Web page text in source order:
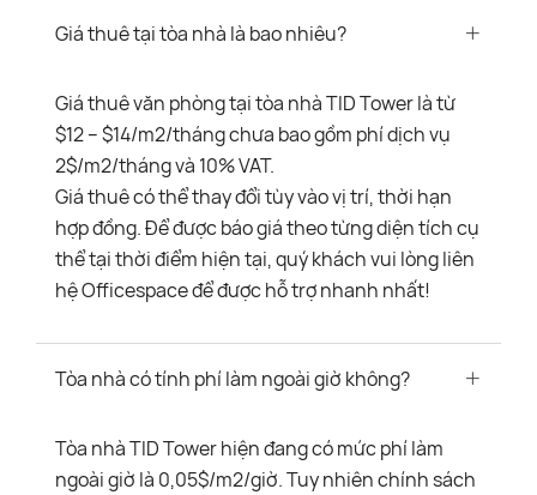
Giá thuê tại tòa nhà là bao nhiêu?
Giá thuê văn phòng tại tòa nhà TID Tower là từ
$12 – $14/m2/tháng chưa bao gồm phí dịch vụ
2$/m2/tháng và 10% VAT.
Giá thuê có thể thay đổi tùy vào vị trí, thời hạn
hợp đồng. Để được báo giá theo từng diện tích cụ
thể tại thời điểm hiện tại, quý khách vui lòng liên
hệ Officespace để được hỗ trợ nhanh nhất!
Tòa nhà có tính phí làm ngoài giờ không?
Tòa nhà TID Tower hiện đang có mức phí làm
ngoài giờ là 0,05$/m2/giờ. Tuy nhiên chính sách